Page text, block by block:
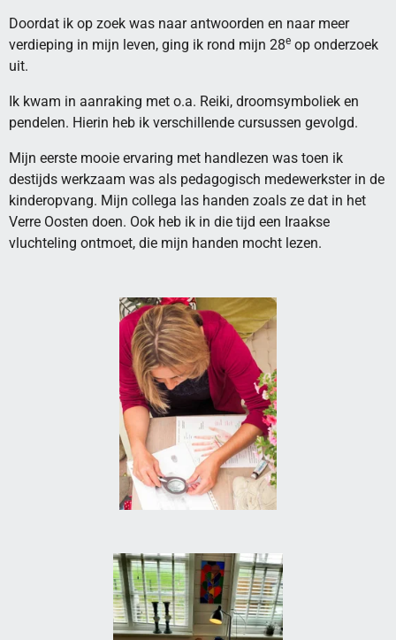
Doordat ik op zoek was naar antwoorden en naar meer
verdieping in mijn leven, ging ik rond mijn 28e op onderzoek
uit.
Ik kwam in aanraking met o.a. Reiki, droomsymboliek en
pendelen. Hierin heb ik verschillende cursussen gevolgd.
Mijn eerste mooie ervaring met handlezen was toen ik
destijds werkzaam was als pedagogisch medewerkster in de
kinderopvang. Mijn collega las handen zoals ze dat in het
Verre Oosten doen. Ook heb ik in die tijd een Iraakse
vluchteling ontmoet, die mijn handen mocht lezen.